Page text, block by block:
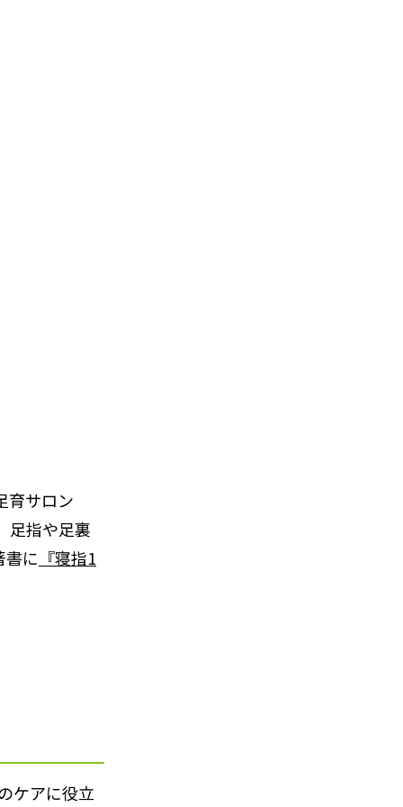
育サロン
足指や足裏
に 『寝指1
ケアに役立